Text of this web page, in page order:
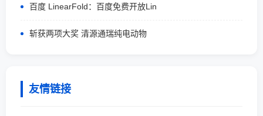
百度 LinearFold：百度免费开放Lin
斩获两项大奖 清源通瑞纯电动物
友情链接